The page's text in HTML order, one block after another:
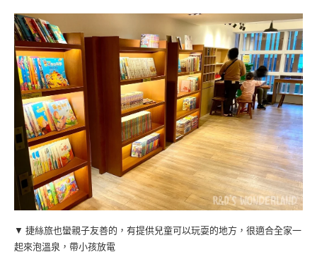
▼ 捷絲旅也蠻親子友善的，有提供兒童可以玩耍的地方，很適合全家一
起來泡溫泉，帶小孩放電